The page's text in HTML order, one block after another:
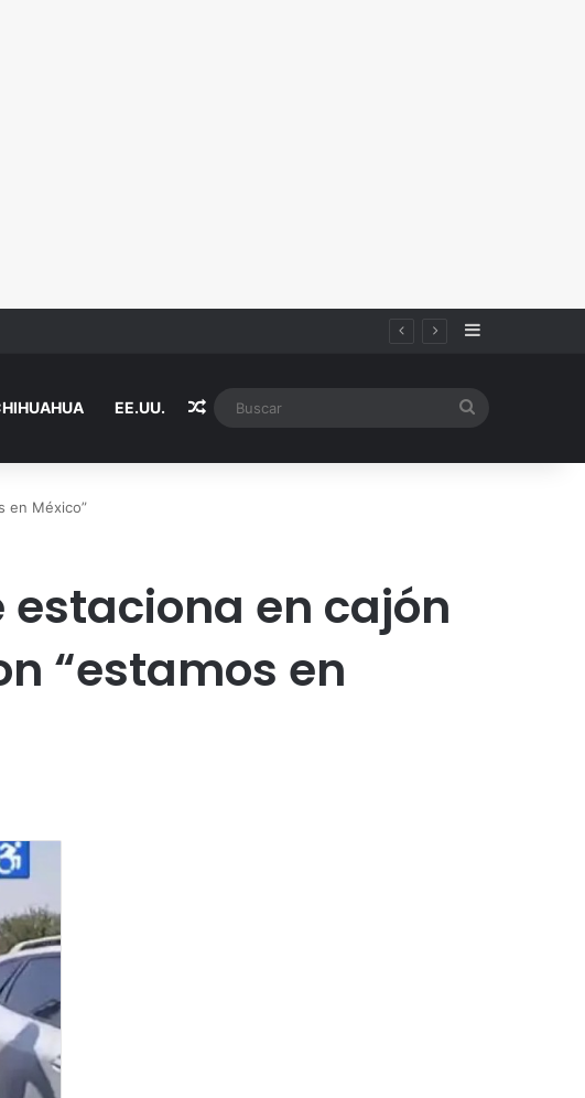
Sidebar
EE.UU. Random Article
en México”
en cajón
“estamos en